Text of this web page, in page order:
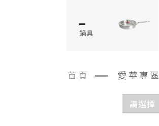
鍋具
首頁 愛華專區